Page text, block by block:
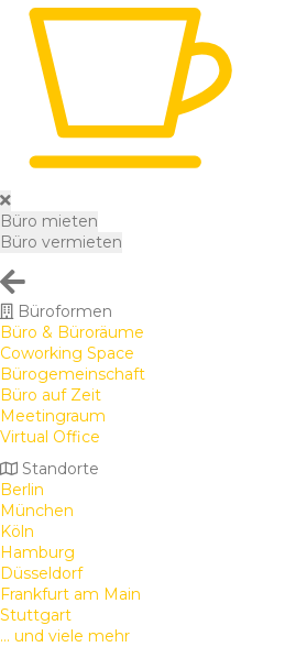
Büro mieten
Büro vermieten
Büroformen
Büro & Büroräume
Coworking Space
Bürogemeinschaft
Büro auf Zeit
Meetingraum
Virtual Office
Standorte
Berlin
München
Köln
Hamburg
Düsseldorf
Frankfurt am Main
Stuttgart
... und viele mehr